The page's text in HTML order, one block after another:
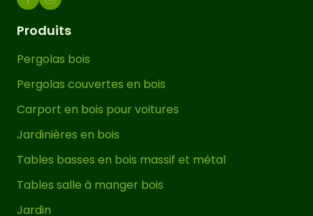
Produits
Pergolas bois
Pergolas couvertes en bois
Carport en bois pour voitures
Jardinières en bois
Tables basses en bois massif et métal
Tables salle à manger bois
Jardin